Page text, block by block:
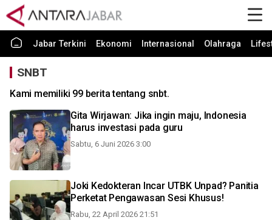
Jabar Terkini Ekonomi Internasional Olahraga
SNBT
Kami memiliki 99 berita tentang snbt.
Gita Wirjawan: Jika ingin maju, Indonesia
harus investasi pada guru
Sabtu, 6 Juni 2026 3:00
Joki Kedokteran Incar UTBK Unpad? Panitia
Perketat Pengawasan Sesi Khusus!
Rabu, 22 April 2026 21:51